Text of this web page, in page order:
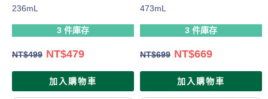
236mL
3 件庫存
NT$499 NT$479
加入購物車
473mL
3 件庫存
NT$699 NT$669
加入購物車